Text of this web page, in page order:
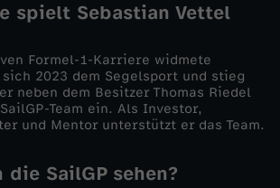
spielt Sebastian Vettel
Formel-1-Karriere widmete
2023 dem Segelsport und stieg
neben dem Besitzer Thomas Riedel
Team ein. Als Investor,
und Mentor unterstützt er das Team.
die SailGP sehen?